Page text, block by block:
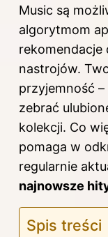
Music są
algorytmom
nastrojów.
przyjemność
zebrać
kolekcji. Co
pomaga w
regularnie
najnowsze
Spis treści